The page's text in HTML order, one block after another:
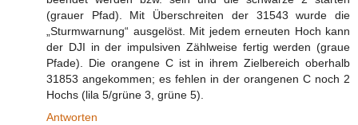
(grauer Pfad). Mit Überschreiten der 31543 wurde die
„Sturmwarnung“ ausgelöst. Mit jedem erneuten Hoch kann
der DJI in der impulsiven Zählweise fertig werden (graue
Pfade). Die orangene C ist in ihrem Zielbereich oberhalb
31853 angekommen; es fehlen in der orangenen C noch 2
Hochs (lila 5/grüne 3, grüne 5).
Antworten